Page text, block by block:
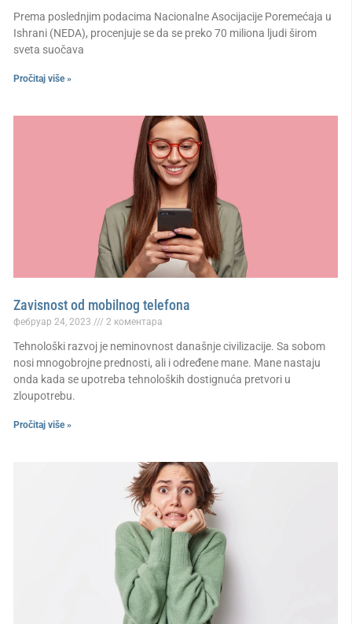
Prema poslednjim podacima Nacionalne Asocijacije Poremećaja u
Ishrani (NEDA), procenjuje se da se preko 70 miliona ljudi širom
sveta suočava
Pročitaj više »
Zavisnost od mobilnog telefona
фебруар 24, 2023 2 коментара
Tehnološki razvoj je neminovnost današnje civilizacije. Sa sobom
nosi mnogobrojne prednosti, ali i određene mane. Mane nastaju
onda kada se upotreba tehnoloških dostignuća pretvori u
zloupotrebu.
Pročitaj više »